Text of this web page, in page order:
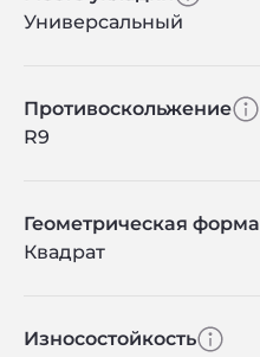
Универсальный
Противоскольжение
R9
Геометрическая форма
Квадрат
Износостойкость